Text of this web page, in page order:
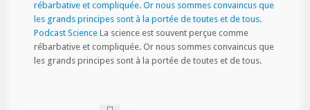
Podcast Science La science est souvent perçue comme
rébarbative et compliquée. Or nous sommes convaincus que
les grands principes sont à la portée de toutes et de tous.